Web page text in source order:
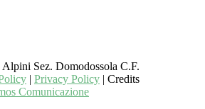
Sez. Domodossola C.F.
| Privacy Policy | Credits
Comunicazione